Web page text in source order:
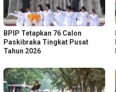
BPIP Tetapkan 76 Calon
Paskibraka Tingkat Pusat
Tahun 2026